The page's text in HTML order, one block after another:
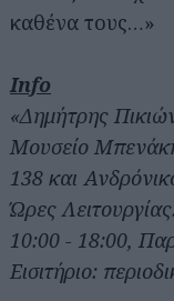
καθένα τους…»
Info
«Δημήτρης
Μουσείο
138 και
Ώρες
10:00 - 18:00,
Εισιτήριο: